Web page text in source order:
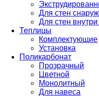
Для стен
Для стен
Теплицы
Комплектующие
Установка
Поликарбонат
Прозрачный
Цветной
Монолитный
Для навеса